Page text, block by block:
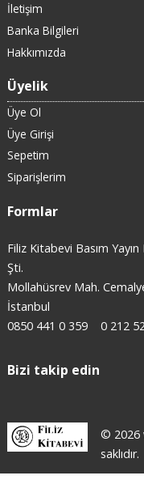
İletişim
Banka Bilgileri
Hakkımızda
Üyelik
Üye Ol
Üye Girişi
Sepetim
Siparişlerim
Formlar
Filiz Kitabevi Basım
Şti.
Mollahüsrev Mah.
İstanbul
0850 441 0 359
0 212
Bizi takip edin
© 2026
saklıdır.